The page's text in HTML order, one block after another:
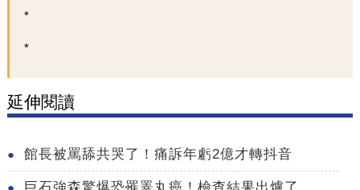
延伸閱讀
館長被罵舔共哭了！痛訴年虧2億才轉抖音